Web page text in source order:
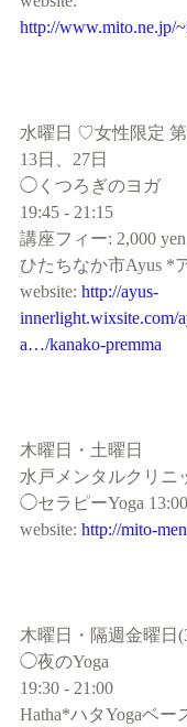
http://www.mito.ne.jp/
水曜日 ♡女性限定
13日、27日
◯くつろぎのヨガ
19:45 - 21:15
講座フィー: 2,000 yen
ひたちなか市Ayus *
website: http://ayus-
innerlight.wixsite.com/
a…/kanako-premma
木曜日・土曜日
水戸メンタルクリニ
◯セラピーYoga
website: http://mito-
木曜日・隔週金曜日
◯夜のYoga
19:30 - 21:00
Hatha*ハタYogaベー